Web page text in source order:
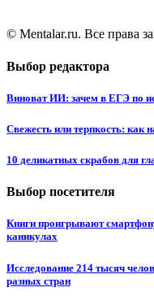
© Mentalar.ru. Все права
Выбор редактора
Виноват ИИ: зачем в ЕГЭ по
Свежесть или терпкость: как
10 деликатных скрабов для
Выбор посетителя
Книги проигрывают
каникулах
Исследование 214 тысяч
разных стран